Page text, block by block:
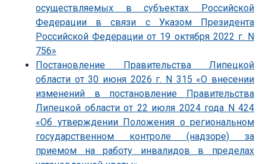
осуществляемых в субъектах Российской
Федерации в связи с Указом Президента
Российской Федерации от 19 октября 2022 г. N
756»
Постановление Правительства Липецкой
области от 30 июня 2026 г. N 315 «О внесении
изменений в постановление Правительства
Липецкой области от 22 июля 2024 года N 424
«Об утверждении Положения о региональном
государственном контроле (надзоре) за
приемом на работу инвалидов в пределах